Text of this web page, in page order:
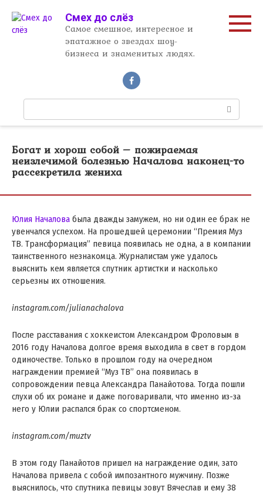
контенту
Смех до слёз
Самое смешное, интересное и
эпатажное о звездах шоу-
бизнеса и знаменитых людях.
о
и
к
:
Богат и хорош собой – пожираемая
неизлечимой болезнью Началова наконец-то
рассекретила жениха
Юлия Началова была дважды замужем, но ни один ее брак не
увенчался успехом. На прошедшей церемонии “Премия Муз
ТВ. Трансформация” певица появилась не одна, а в компании
таинственного незнакомца. Журналистам уже удалось
выяснить кем является спутник артистки и насколько
серьезны их отношения.
instagram.com/julianachalova
После расставания с хоккеистом Александром Фроловым в
2016 году Началова долгое время выходила в свет в гордом
одиночестве. Только в прошлом году на очередном
награждении премией “Муз ТВ” она появилась в
сопровождении певца Александра Панайотова. Тогда пошли
слухи об их романе и даже поговаривали, что именно из-за
него у Юлии распался брак со спортсменом.
instagram.com/muztv
В этом году Панайотов пришел на награждение один, зато
Началова привела с собой импозантного мужчину. Позже
выяснилось, что спутника певицы зовут Вячеслав и ему 38